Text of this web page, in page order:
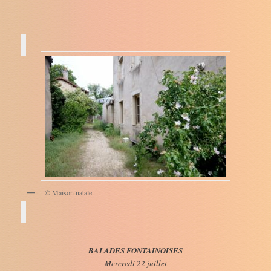
© Maison natale
BALADES FONTAINOISES
Mercredi 22 juillet